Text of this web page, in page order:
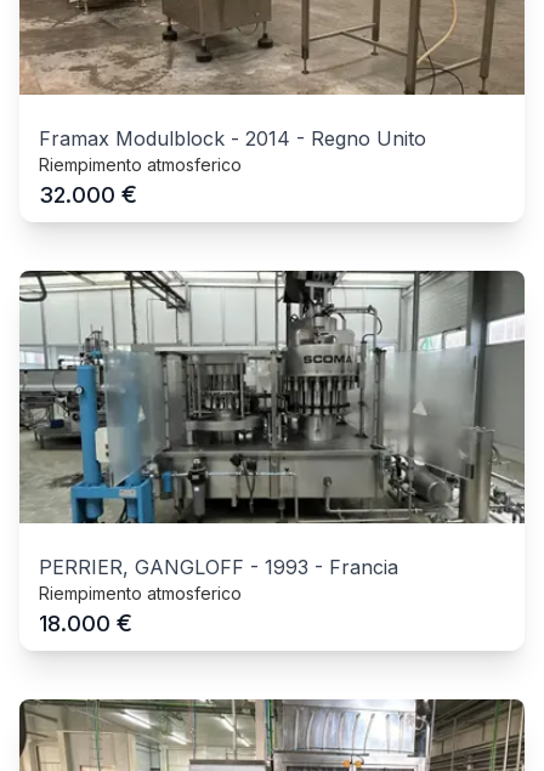
Framax Modulblock - 2014 - Regno Unito
Riempimento atmosferico
32.000 €
PERRIER, GANGLOFF - 1993 - Francia
Riempimento atmosferico
18.000 €